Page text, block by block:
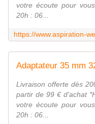
votre écoute pour
20h : 06...
Adaptateur 35 mm
Livraison offerte dès
partir de 99 € d'achat
votre écoute pour
20h : 06...